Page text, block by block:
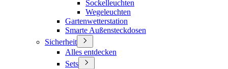
Sockelleuchten
Wegeleuchten
Gartenwetterstation
Smarte Außensteckdosen
Sicherheit
Alles entdecken
Sets